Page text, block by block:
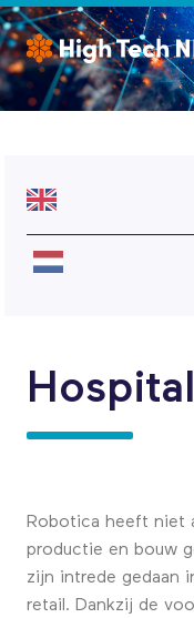
Robotica heeft niet
productie en bouw
zijn intrede gedaan
retail. Dankzij de